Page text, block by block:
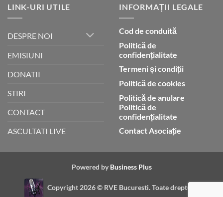
LINK-URI UTILE
DESPRE NOI
EMISIUNI
DONATII
STIRI
CONTACT
ASCULTATI LIVE
INFORMAȚII LEGALE
Cod de conduită
Politică de
confidențialitate
Termeni și condiții
Politică de cookies
Politică de anulare
Politică de
confidențialitate
Contact Asociație
Powered by Business Plus
Copyright 2026 © RVE Bucuresti. Toate drepturile